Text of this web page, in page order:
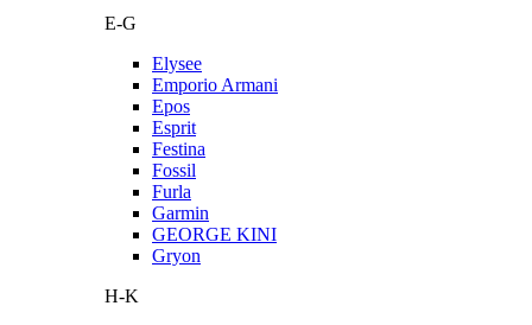
E-G
Elysee
Emporio Armani
Epos
Esprit
Festina
Fossil
Furla
Garmin
GEORGE KINI
Gryon
H-K